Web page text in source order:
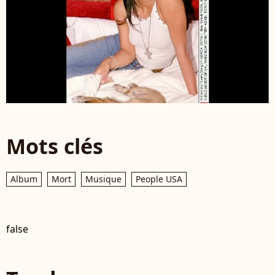
Mots clés
Album Mort Musique People USA
false